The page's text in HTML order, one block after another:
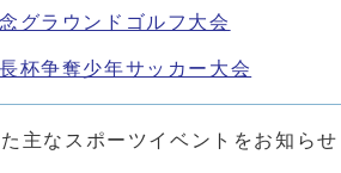
グラウンドゴルフ大会
杯争奪少年サッカー大会
主なスポーツイベントをお知らせ